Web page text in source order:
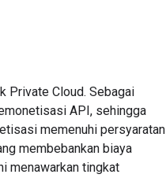
Private Cloud. Sebagai
API, sehingga
memenuhi persyaratan
membebankan biaya
menawarkan tingkat